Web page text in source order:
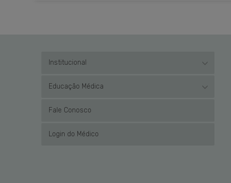
Institucional
Educação Médica
Fale Conosco
Login do Médico